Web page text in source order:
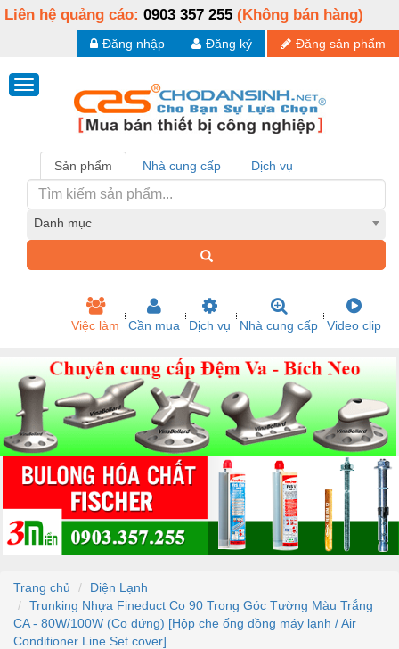
Liên hệ quảng cáo: 0903 357 255 (Không bán hàng)
Đăng sản phẩm
Đăng ký
Đăng nhập
Sản phẩm Nhà cung cấp Dịch vụ
Danh mục
Việc làm Cần mua Dịch vụ Nhà cung cấp Video clip
Trang chủ
Điện Lạnh
Trunking Nhựa Fineduct Co 90 Trong Góc Tường Màu Trắng
CA - 80W/100W (Co đứng) [Hộp che ống đồng máy lạnh / Air
Conditioner Line Set cover]